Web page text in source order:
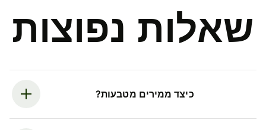
שאלות נפוצות
כיצד ממירים מטבעות?